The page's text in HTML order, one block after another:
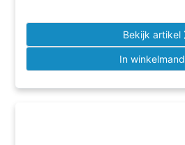
Bekijk artikel
In winkelmand